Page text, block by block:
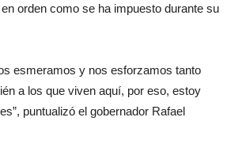
orden como se ha impuesto durante su
esmeramos y nos esforzamos tanto
a los que viven aquí, por eso, estoy
puntualizó el gobernador Rafael